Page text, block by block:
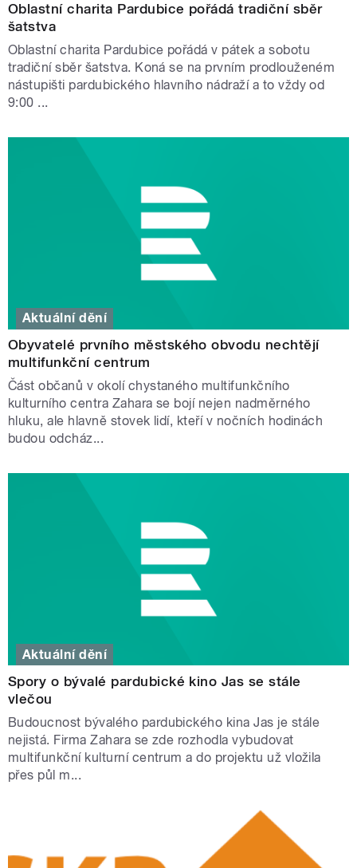
Oblastní charita Pardubice pořádá tradiční sběr
šatstva
Oblastní charita Pardubice pořádá v pátek a sobotu
tradiční sběr šatstva. Koná se na prvním prodlouženém
nástupišti pardubického hlavního nádraží a to vždy od
9:00 ...
Aktuální dění
Obyvatelé prvního městského obvodu nechtějí
multifunkční centrum
Část občanů v okolí chystaného multifunkčního
kulturního centra Zahara se bojí nejen nadměrného
hluku, ale hlavně stovek lidí, kteří v nočních hodinách
budou odcház...
Aktuální dění
Spory o bývalé pardubické kino Jas se stále
vlečou
Budoucnost bývalého pardubického kina Jas je stále
nejistá. Firma Zahara se zde rozhodla vybudovat
multifunkční kulturní centrum a do projektu už vložila
přes půl m...